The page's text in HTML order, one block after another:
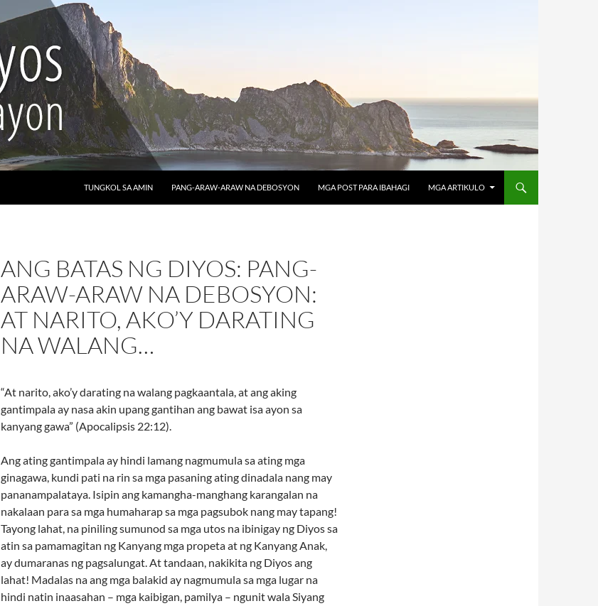
TUNGKOL SA AMIN
PANG-ARAW-ARAW NA DEBOSYON MGA POST PARA IBAHAGI MGA ARTIKULO
ANG BATAS NG DIYOS: PANG-
ARAW-ARAW NA DEBOSYON:
AT NARITO, AKO’Y DARATING
NA WALANG…
“At narito, ako’y darating na walang pagkaantala, at ang aking
gantimpala ay nasa akin upang gantihan ang bawat isa ayon sa
kanyang gawa” (Apocalipsis 22:12).
Ang ating gantimpala ay hindi lamang nagmumula sa ating mga
ginagawa, kundi pati na rin sa mga pasaning ating dinadala nang may
pananampalataya. Isipin ang kamangha-manghang karangalan na
nakalaan para sa mga humaharap sa mga pagsubok nang may tapang!
Tayong lahat, na piniling sumunod sa mga utos na ibinigay ng Diyos sa
atin sa pamamagitan ng Kanyang mga propeta at ng Kanyang Anak,
ay dumaranas ng pagsalungat. At tandaan, nakikita ng Diyos ang
lahat! Madalas na ang mga balakid ay nagmumula sa mga lugar na
hindi natin inaasahan – mga kaibigan, pamilya – ngunit wala Siyang